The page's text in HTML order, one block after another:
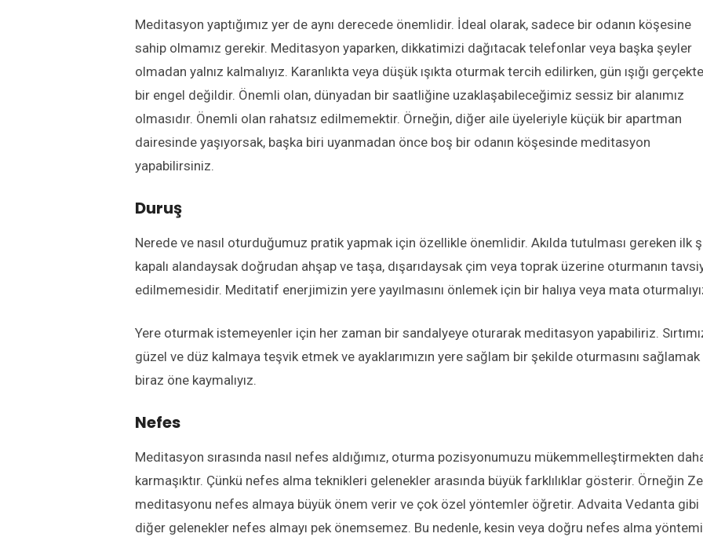
Meditasyon yaptığımız yer de aynı derecede önemlidir. İdeal olarak, sadece bir odanın köşesine
sahip olmamız gerekir. Meditasyon yaparken, dikkatimizi dağıtacak telefonlar veya başka şeyler
olmadan yalnız kalmalıyız. Karanlıkta veya düşük ışıkta oturmak tercih edilirken, gün ışığı
bir engel değildir. Önemli olan, dünyadan bir saatliğine uzaklaşabileceğimiz sessiz bir alanımız
olmasıdır. Önemli olan rahatsız edilmemektir. Örneğin, diğer aile üyeleriyle küçük bir apartman
dairesinde yaşıyorsak, başka biri uyanmadan önce boş bir odanın köşesinde meditasyon
yapabilirsiniz.
Duruş
Nerede ve nasıl oturduğumuz pratik yapmak için özellikle önemlidir. Akılda tutulması gereken ilk
kapalı alandaysak doğrudan ahşap ve taşa, dışarıdaysak çim veya toprak üzerine oturmanın
edilmemesidir. Meditatif enerjimizin yere yayılmasını önlemek için bir halıya veya mata
Yere oturmak istemeyenler için her zaman bir sandalyeye oturarak meditasyon yapabiliriz.
güzel ve düz kalmaya teşvik etmek ve ayaklarımızın yere sağlam bir şekilde oturmasını
biraz öne kaymalıyız.
Nefes
Meditasyon sırasında nasıl nefes aldığımız, oturma pozisyonumuzu mükemmelleştirmekten
karmaşıktır. Çünkü nefes alma teknikleri gelenekler arasında büyük farklılıklar gösterir. Örneğin
meditasyonu nefes almaya büyük önem verir ve çok özel yöntemler öğretir. Advaita Vedanta gibi
diğer gelenekler nefes almayı pek önemsemez. Bu nedenle, kesin veya doğru nefes alma yöntemi